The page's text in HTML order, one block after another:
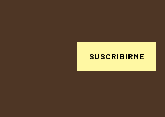
SUSCRIBIRME